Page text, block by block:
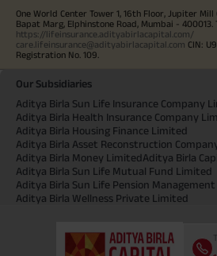
One World Center Tower 1, 16th Floor, Jupiter Mill
Bapat Marg, Elphinstone Road, Mumbai - 400013.
https://lifeinsurance.adityabirlacapital.com/
care.lifeinsurance@adityabirlacapital.com CIN:
Registration No. 109.
Our Subsidiaries
Aditya Birla Sun Life Insurance Company
Aditya Birla Health Insurance Company
Aditya Birla Housing Finance Limited
Aditya Birla Asset Reconstruction
Aditya Birla Money LimitedAditya Birla
Aditya Birla Sun Life Mutual Fund Limited
Aditya Birla Sun Life Pension
Aditya Birla Wellness Private Limited